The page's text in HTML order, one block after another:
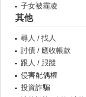
子女被霸凌
其他
尋人 / 找人
討債 / 應收帳款
跟人 / 跟蹤
侵害配偶權
投資詐騙